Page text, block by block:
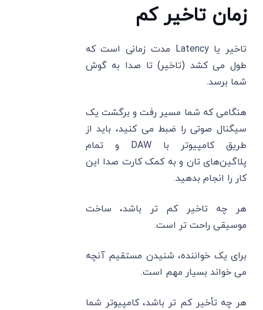
زمان تاخیر کم
تاخیر یا Latency مدت زمانی است که
طول می ‌کشد (تاخیر) تا صدا به گوش
شما برسد.
هنگامی که شما مسیر رفت و برگشت یک
سیگنال صوتی را ضبط می‌ کنید، باید از
طریق کامپیوتر با DAW و تمام
پلاگین‌های تان و به کمک کارت صدا این
کار را انجام بدهید.
هر چه تاخیر کم تر باشد، ساخت
موسیقی راحت‌ تر است.
برای یک خواننده، شنیدن مستقیم آنچه
می ‌خواند بسیار مهم است.
هر چه تأخیر کم تر باشد، کامپیوتر شما